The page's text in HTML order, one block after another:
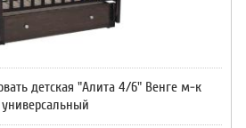
детская "Алита 4/6" Венге м-к
универсальный